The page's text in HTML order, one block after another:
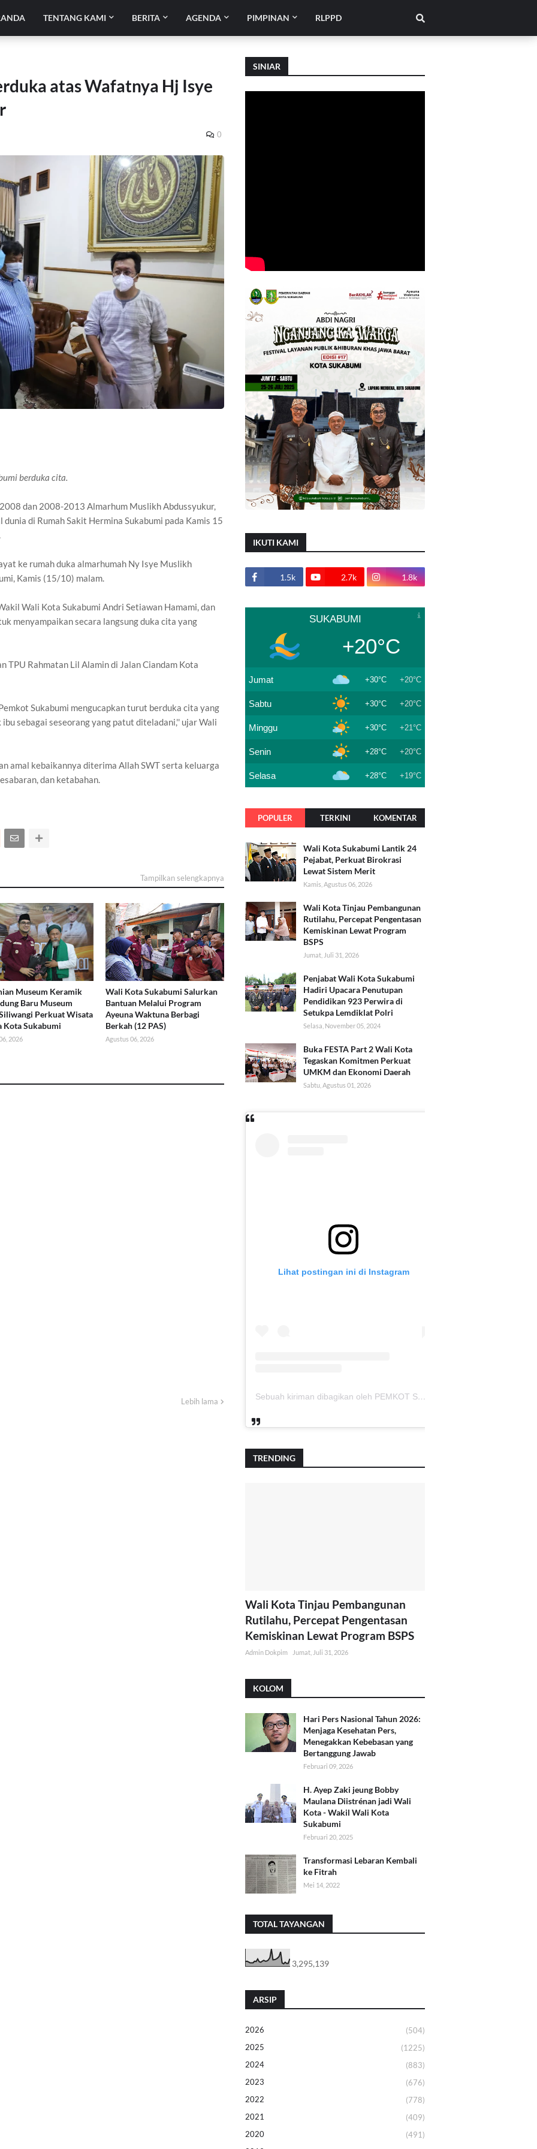
TENTANG KAMI BERITA AGENDA PIMPINAN RLPPD
atas Wafatnya Hj Isye
0
berduka cita.
dan 2008-2013 Almarhum Muslikh Abdussyukur,
di Rumah Sakit Hermina Sukabumi pada Kamis 15
ke rumah duka almarhumah Ny Isye Muslikh
Kamis (15/10) malam.
Wali Kota Sukabumi Andri Setiawan Hamami, dan
menyampaikan secara langsung duka cita yang
TPU Rahmatan Lil Alamin di Jalan Ciandam Kota
Sukabumi mengucapkan turut berduka cita yang
sebagai seseorang yang patut diteladani,'' ujar Wali
amal kebaikannya diterima Allah SWT serta keluarga
dan ketabahan.
Tampilkan selengkapnya
Museum Keramik
Baru Museum
Perkuat Wisata
Kota Sukabumi
2026
Wali Kota Sukabumi Salurkan
Bantuan Melalui Program
Ayeuna Waktuna Berbagi
Berkah (12 PAS)
Agustus 06, 2026
Lebih lama
SINIAR
IKUTI KAMI
1.5k 2.7k 1.8k
SUKABUMI
+20°C
Jumat +30°C +20°C
Sabtu +30°C +20°C
Minggu +30°C +21°C
Senin +28°C +20°C
Selasa +28°C +19°C
POPULER TERKINI KOMENTAR
Wali Kota Sukabumi Lantik 24
Pejabat, Perkuat Birokrasi
Lewat Sistem Merit
Kamis, Agustus 06, 2026
Wali Kota Tinjau Pembangunan
Rutilahu, Percepat Pengentasan
Kemiskinan Lewat Program
BSPS
Jumat, Juli 31, 2026
Penjabat Wali Kota Sukabumi
Hadiri Upacara Penutupan
Pendidikan 923 Perwira di
Setukpa Lemdiklat Polri
Selasa, November 05, 2024
Buka FESTA Part 2 Wali Kota
Tegaskan Komitmen Perkuat
UMKM dan Ekonomi Daerah
Sabtu, Agustus 01, 2026
Lihat postingan ini di Instagram
Sebuah kiriman dibagikan oleh PEMKOT SUKABUMI (@pemkotsukabumi_)
TRENDING
Wali Kota Tinjau Pembangunan
Rutilahu, Percepat Pengentasan
Kemiskinan Lewat Program BSPS
Admin Dokpim Jumat, Juli 31, 2026
KOLOM
Hari Pers Nasional Tahun 2026:
Menjaga Kesehatan Pers,
Menegakkan Kebebasan yang
Bertanggung Jawab
Februari 09, 2026
H. Ayep Zaki jeung Bobby
Maulana Diistrénan jadi Wali
Kota - Wakil Wali Kota
Sukabumi
Februari 20, 2025
Transformasi Lebaran Kembali
ke Fitrah
Mei 14, 2022
TOTAL TAYANGAN
3,295,139
ARSIP
2026
(504)
2025
(1225)
2024
(883)
2023
(676)
2022
(778)
2021
(409)
2020
(491)